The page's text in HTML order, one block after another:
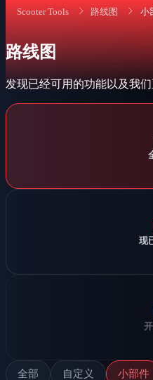
Scooter Tools 路线图 小
路线图
发现已经可用的功能以及我
现
全部 自定义 小部件